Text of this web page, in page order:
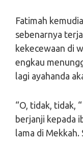
Fatimah
sebenarnya
kekecewaan di
engkau
lagi ayahanda
“O, tidak, tidak,
berjanji kepada
lama di Mekkah.